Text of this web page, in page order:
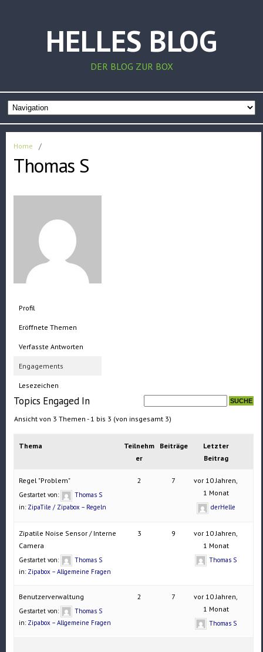
HELLES BLOG
DER BLOG ZUR BOX
Home /
Thomas S
Profil
Eröffnete Themen
Verfasste Antworten
Engagements
Lesezeichen
Topics Engaged In
Ansicht von 3 Themen - 1 bis 3 (von insgesamt 3)
Thema
Teilnehm
er
Beiträge
Letzter
Beitrag
Regel "Problem"
Gestartet von:
Thomas S
in: ZipaTile / Zipabox – Regeln
2 7
vor 10 Jahren,
1 Monat
derHelle
Zipatile Noise Sensor / Interne
Camera
Gestartet von:
Thomas S
in: Zipabox – Allgemeine Fragen
3 9
vor 10 Jahren,
1 Monat
Thomas S
Benutzerverwaltung
Gestartet von:
Thomas S
in: Zipabox – Allgemeine Fragen
2 7
vor 10 Jahren,
1 Monat
Thomas S